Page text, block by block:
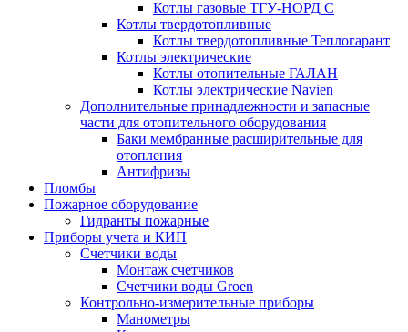
Котлы газовые ТГУ-НОРД С
Котлы твердотопливные
Котлы твердотопливные Теплогарант
Котлы электрические
Котлы отопительные ГАЛАН
Котлы электрические Navien
Дополнительные принадлежности и запасные
части для отопительного оборудования
Баки мембранные расширительные для
отопления
Антифризы
Пломбы
Пожарное оборудование
Гидранты пожарные
Приборы учета и КИП
Счетчики воды
Монтаж счетчиков
Счетчики воды Groen
Контрольно-измерительные приборы
Манометры